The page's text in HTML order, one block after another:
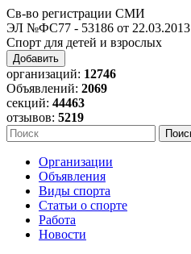
Св-во регистрации СМИ
ЭЛ №ФС77 - 53186 от 22.03.2013
Спорт для детей и взрослых
Добавить
организаций: 12746
Объявлений: 2069
секций: 44463
отзывов: 5219
Организации
Объявления
Виды спорта
Статьи о спорте
Работа
Новости